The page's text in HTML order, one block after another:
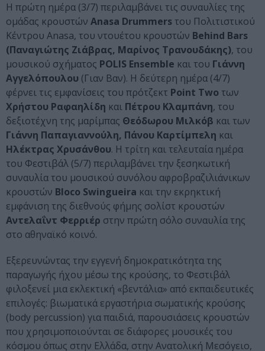
Η πρώτη ημέρα (3/7) περιλαμβάνει τις συναυλίες της
ομάδας κρουστών Anasa Drummers του Πολιτιστικού
Κέντρου Anasa, του ντουέτου κρουστών Behind Bars
(Παναγιώτης Ζιάβρας, Μαρίνος Τρανουδάκης), του
μουσικού σχήματος POLIS Ensemble και του Γιάννη
Αγγελόπουλου (Γιαν Βαν). Η δεύτερη ημέρα (4/7)
φέρνει τις εμφανίσεις του πρότζεκτ Point Twο των
Χρήστου Ραφαηλίδη και Πέτρου Κλαμπάνη, του
δεξιοτέχνη της μαρίμπας Θεόδωρου Μιλκόβ και των
Γιάννη Παπαγιαννούλη, Πάνου Καρτίμπελη και
Ηλέκτρας Χρυσάνθου. Η τρίτη και τελευταία ημέρα
του Φεστιβάλ (5/7) περιλαμβάνει την ξεσηκωτική
συναυλία του μουσικού συνόλου αφροβραζιλιάνικων
κρουστών Bloco Swingueira και την εκρηκτική
εμφάνιση της διεθνούς φήμης σολίστ κρουστών
Αντελαΐντ Φερριέρ στην πρώτη σόλο συναυλία της
στο αθηναϊκό κοινό.
Εξερευνώντας την εγγενή δημοκρατικότητα της
παραγωγής ήχου μέσω της κρούσης, το Φεστιβάλ
φιλοξενεί μια εκλεκτική «βεντάλια» από εκπαιδευτικές
επιλογές: βιωματικά εργαστήρια σωματικής κρούσης
(body percussion) για παιδιά, παρουσιάσεις κρουστών
που χρησιμοποιούνται σε διάφορες μουσικές του
κόσμου όπως στην Ελλάδα, στην Ανατολική Μεσόγειο,